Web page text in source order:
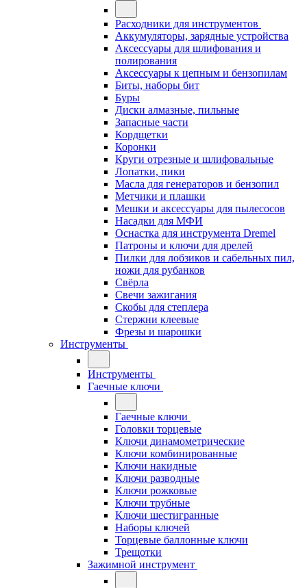
Расходники для инструментов
Аккумуляторы, зарядные устройства
Аксессуары для шлифования и
полирования
Аксессуары к цепным и бензопилам
Биты, наборы бит
Буры
Диски алмазные, пильные
Запасные части
Кордщетки
Коронки
Круги отрезные и шлифовальные
Лопатки, пики
Масла для генераторов и бензопил
Метчики и плашки
Мешки и аксессуары для пылесосов
Насадки для МФИ
Оснастка для инструмента Dremel
Патроны и ключи для дрелей
Пилки для лобзиков и сабельных пил,
ножи для рубанков
Свёрла
Свечи зажигания
Скобы для степлера
Стержни клеевые
Фрезы и шарошки
Инструменты
Инструменты
Гаечные ключи
Гаечные ключи
Головки торцевые
Ключи динамометрические
Ключи комбинированные
Ключи накидные
Ключи разводные
Ключи рожковые
Ключи трубные
Ключи шестигранные
Наборы ключей
Торцевые баллонные ключи
Трещотки
Зажимной инструмент